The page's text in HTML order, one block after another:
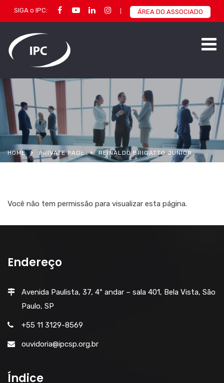
SIGA o IPC: ÁREA DO ASSOCIADO
HOME PRIVATE PAGE REINALDO BRIGATTO JUNIOR
Você não tem permissão para visualizar esta página.
Endereço
Avenida Paulista, 37, 4º andar – sala 401, Bela Vista, São
Paulo, SP
+55 11 3129-8569
ouvidoria@ipcsp.org.br
Índice